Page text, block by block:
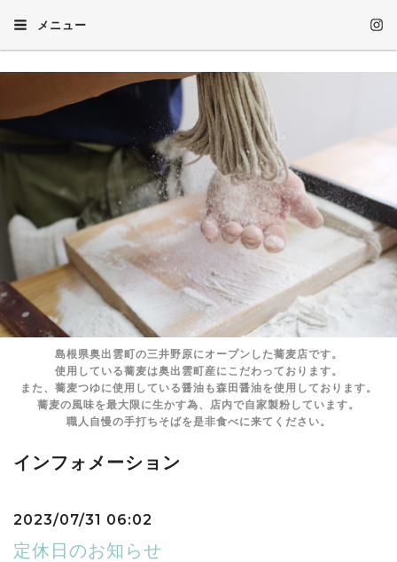
メニュー
島根県奥出雲町の三井野原にオープンした蕎麦店です。
使用している蕎麦は奥出雲町産にこだわっております。
また、蕎麦つゆに使用している醤油も森田醤油を使用しております。
蕎麦の風味を最大限に生かす為、店内で自家製粉しています。
職人自慢の手打ちそばを是非食べに来てください。
インフォメーション
2023/07/31 06:02
定休日のお知らせ